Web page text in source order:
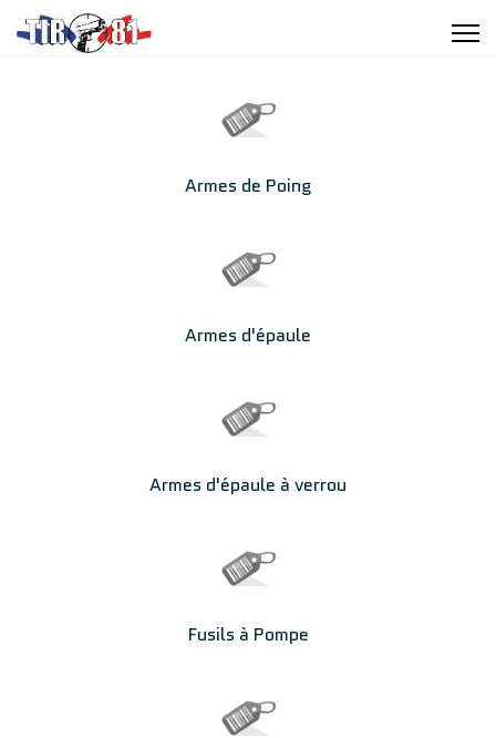
Armes de Poing
Armes d'épaule
Armes d'épaule à verrou
Fusils à Pompe